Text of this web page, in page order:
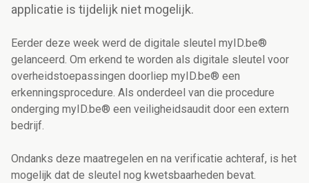
applicatie is tijdelijk niet mogelijk.
Eerder deze week werd de digitale sleutel myID.be®
gelanceerd. Om erkend te worden als digitale sleutel voor
overheidstoepassingen doorliep myID.be® een
erkenningsprocedure. Als onderdeel van die procedure
onderging myID.be® een veiligheidsaudit door een extern
bedrijf.
Ondanks deze maatregelen en na verificatie achteraf, is het
mogelijk dat de sleutel nog kwetsbaarheden bevat.